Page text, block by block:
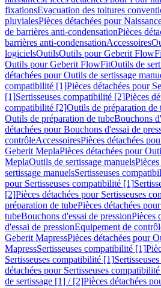
fixationsEvacuation des toitures
pluvialesPièces détachées pour
de barrières anti-condensationPièces
barrières anti-condensationAccessoires
logicielsOutilsOutils pour Geberit
Outils pour Geberit FlowFitOutils de
détachées pour Outils de sertissage
compatibilité [1]Pièces détachées pour
[1]Sertisseuses compatibilité [2]Pièces
compatibilité [2]Outils de préparation de
Outils de préparation de tubeBouchons
détachées pour Bouchons d'essai de
contrôleAccessoiresPièces détachées
Geberit MeplaPièces détachées pour
MeplaOutils de sertissage manuels
sertissage manuelsSertisseuses
pour Sertisseuses compatibilité [1]
[2]Pièces détachées pour Sertisseuses
préparation de tubePièces détachées
tubeBouchons d'essai de pressionPièces
d'essai de pressionEquipement de
Geberit MapressPièces détachées pour
MapressSertisseuses compatibilité [1]
Sertisseuses compatibilité [1]
détachées pour Sertisseuses
de sertissage [1] / [2]Pièces détachées